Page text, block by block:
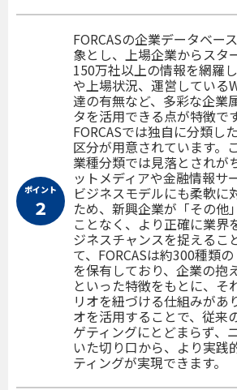
ポイント
２
FORCASの企業データベー
象とし、上場企業からスタ
150万社以上の情報を網羅
や上場状況、運営している
達の有無など、多彩な企業
タを活用できる点が特徴で
FORCASでは独自に分類し
区分が用意されています。
業種分類では見落とされが
ットメディアや金融情報サ
ビジネスモデルにも柔軟に
ため、新興企業が「その他
ことなく、より正確に業界
ジネスチャンスを捉えるこ
て、FORCASは約300種類の
を保有しており、企業の抱
といった特徴をもとに、そ
リオを紐づける仕組みがあ
オを活用することで、従来
ゲティングにとどまらず、
いた切り口から、より実践
ティングが実現できます。